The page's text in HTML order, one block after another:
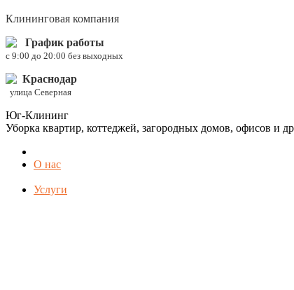
Клининговая компания
График работы
c 9:00 до 20:00 без выходных
Краснодар
улица Северная
Юг-Клининг
Уборка квартир, коттеджей, загородных домов, офисов и
О нас
Услуги